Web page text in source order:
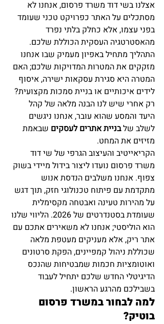
אצלנו בשי דוד משרד פרסום, אנחנו לא
מסתכלים על האתר כפרויקט טכני שעומד
בפני עצמו, אלא כחלק בלתי נפרד
מהאסטרטגיה העסקית הכוללת שלכם.
התהליך מתחיל באפיון מעמיק שבו אנחנו
מזקקים את המטרות המדויקות שלכם; האם
המטרה היא סגירת עסקאות ישירה, איסוף
לידים איכותיים או בניית סמכות מקצועית?
רק אחרי שיש לנו הבנה מלאה של קהל
היעד והמסע שהוא עובר, אנחנו ניגשים
לשלב של בניית אתרים לעסקים שבאמת
מזיזים את המחט.
הקריאייטיב והעיצוב הגרפי של שי דוד
משרד פרסום נועדו ליצור בידול מיידי בשוק
צפוף. אנחנו משלבים הנדסת אנוש
מתקדמת עם פיתוח טכנולוגי חזק, תוך דגש
על מהירות טעינה ואבטחה מקסימלית
שעומדת בסטנדרטים של 2026. הליווי שלנו
הוא הוליסטי; אנחנו לא משאירים אתכם עם
אתר ריק, אלא מעניקים מעטפת מלאה
שכוללת ניהול קמפיינים, הפקת סרטונים
ואוטומציות חכמות שמבטיחות שהנכס
הדיגיטלי החדש שלכם יתחיל לעבוד
בשבילכם מהרגע הראשון.
למה לבחור במשרד פרסום
בוטיק?